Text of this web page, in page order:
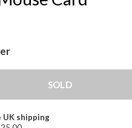
SOLD
UK shipping